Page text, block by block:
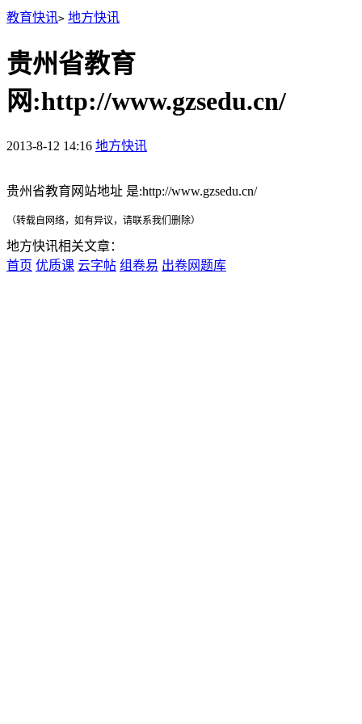
教育快讯> 地方快讯
贵州省教育
网:http://www.gzsedu.cn/
2013-8-12 14:16 地方快讯
贵州省教育网站地址 是:http://www.gzsedu.cn/
（转载自网络，如有异议，请联系我们删除）
地方快讯相关文章：
首页 优质课 云字帖 组卷易 出卷网题库